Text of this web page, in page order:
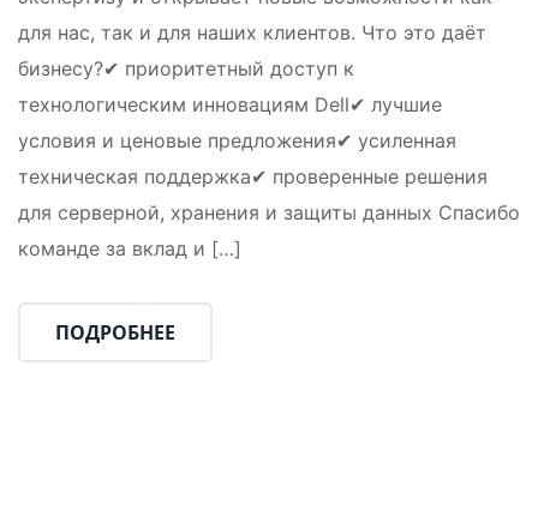
для нас, так и для наших клиентов. Что это даёт
бизнесу?✔ приоритетный доступ к
технологическим инновациям Dell✔ лучшие
условия и ценовые предложения✔ усиленная
техническая поддержка✔ проверенные решения
для серверной, хранения и защиты данных Спасибо
команде за вклад и […]
ПОДРОБНЕЕ